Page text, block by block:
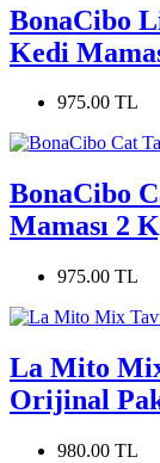
BonaCibo
Kedi
975.00 TL
BonaCibo
Maması 2
975.00 TL
La Mito
Orijinal
980.00 TL